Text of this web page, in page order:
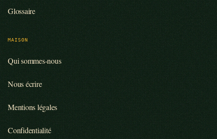
Glossaire
MAISON
Qui sommes-nous
Nous écrire
Mentions légales
Confidentialité